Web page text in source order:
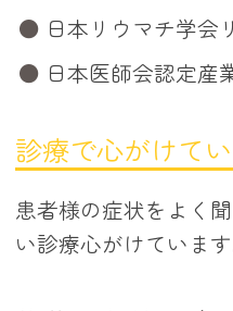
日本リウマチ学会
日本医師会認定産
診療で心がけて
患者様の症状をよく
い診療心がけています